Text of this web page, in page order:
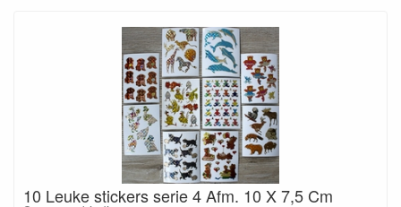
10 Leuke stickers serie 4 Afm. 10 X 7,5 Cm